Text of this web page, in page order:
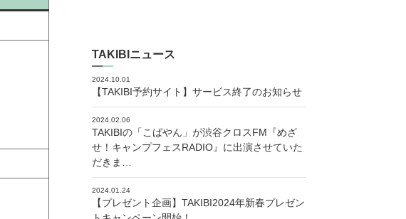
TAKIBIニュース
2024.10.01
【TAKIBI予約サイト】サービス終了のお知らせ
2024.02.06
TAKIBIの「こばやん」が渋谷クロスFM『めざ
せ！キャンプフェスRADIO』に出演させていた
だきま…
2024.01.24
【プレゼント企画】TAKIBI2024年新春プレゼン